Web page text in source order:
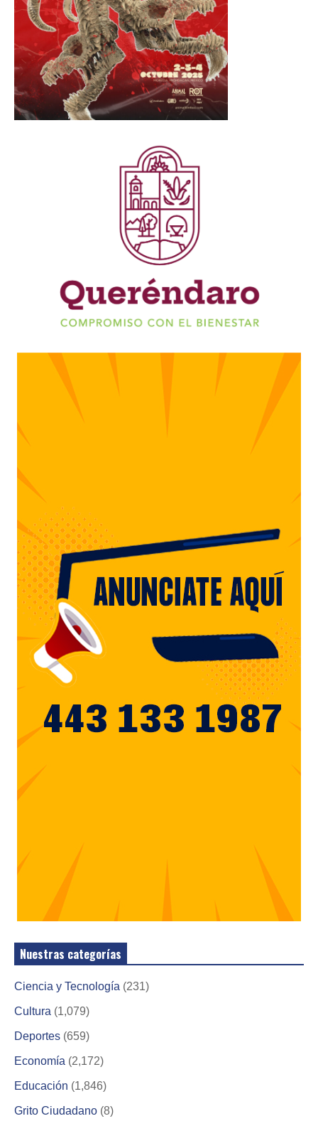
Nuestras categorías
Ciencia y Tecnología (231)
Cultura (1,079)
Deportes (659)
Economía (2,172)
Educación (1,846)
Grito Ciudadano (8)